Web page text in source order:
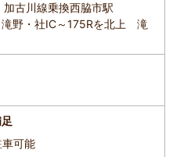
古川線乗換西脇市駅
野・社IC～175Rを北上 滝
可能